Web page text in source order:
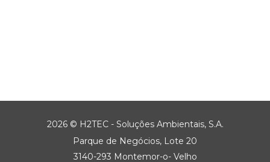
2026 © H2TEC - Soluções Ambientais, S.A.
Parque de Negócios, Lote 20
3140-293 Montemor-o- Velho